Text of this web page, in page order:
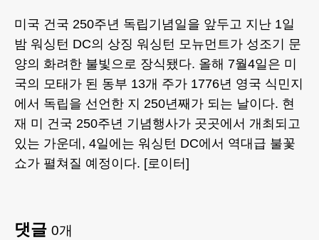
미국 건국 250주년 독립기념일을 앞두고 지난 1일
밤 워싱턴 DC의 상징 워싱턴 모뉴먼트가 성조기 문
양의 화려한 불빛으로 장식됐다. 올해 7월4일은 미
국의 모태가 된 동부 13개 주가 1776년 영국 식민지
에서 독립을 선언한 지 250년째가 되는 날이다. 현
재 미 건국 250주년 기념행사가 곳곳에서 개최되고
있는 가운데, 4일에는 워싱턴 DC에서 역대급 불꽃
쇼가 펼쳐질 예정이다. [로이터]
댓글 0개